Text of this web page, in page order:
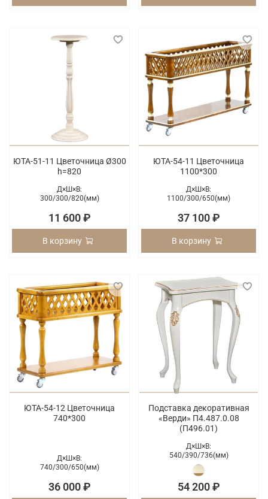
ЮТА-51-11 Цветочница Ø300
h=820
Д×Ш×В:
300/300/820(мм)
11 600 ₽
В корзину
ЮТА-54-11 Цветочница
1100*300
Д×Ш×В:
1100/300/650(мм)
37 100 ₽
В корзину
ЮТА-54-12 Цветочница
740*300
Д×Ш×В:
740/300/650(мм)
36 000 ₽
Подставка декоративная
«Верди» П4.487.0.08
(П496.01)
Д×Ш×В:
540/390/736(мм)
54 200 ₽